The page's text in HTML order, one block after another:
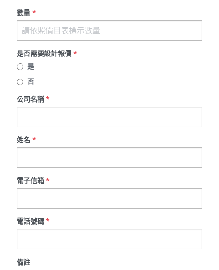
數量*
是否需要設計報價*
是
否
公司名稱*
姓名 *
電子信箱*
電話號碼*
備註